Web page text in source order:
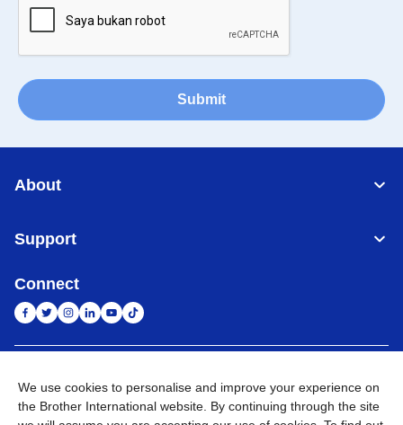
Submit
About
Support
Connect
Privacy Policy Ketentuan Penggunaan Kunjungi Situs Global
We use cookies to personalise and improve your experience on
the Brother International website. By continuing through the site